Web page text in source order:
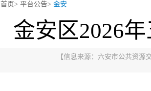
首页> 平台公告> 金安
金安区2026
【信息来源： 六安市公共资源